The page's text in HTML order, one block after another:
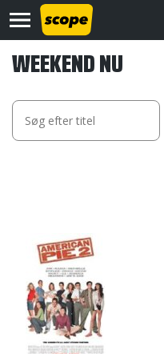
WEEKEND NU